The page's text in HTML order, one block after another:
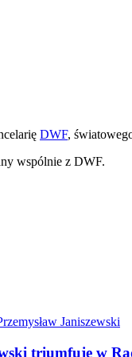
DWF,
wspólnie z DWF.
triumfuje w